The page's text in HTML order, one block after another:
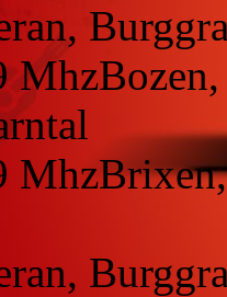
Mhz
Mhz